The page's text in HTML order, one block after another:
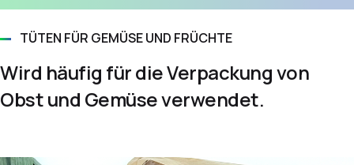
TÜTEN FÜR GEMÜSE UND FRÜCHTE
Wird häufig für die Verpackung von
Obst und Gemüse verwendet.